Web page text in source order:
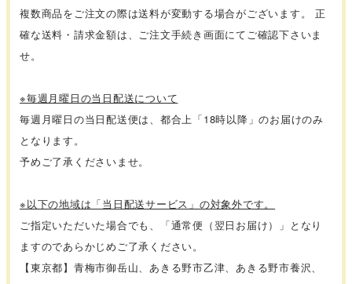
複数商品をご注文の際は送料が変動する場合がございます。 正
確な送料・請求金額は、ご注文手続き画面にてご確認下さいま
せ。
※毎週月曜日の当日配送について
毎週月曜日の当日配送便は、都合上「18時以降」のお届けのみ
となります。
予めご了承くださいませ。
※以下の地域は「当日配送サービス」の対象外です。
ご指定いただいた場合でも、「通常便（翌日お届け）」となり
ますのであらかじめご了承ください。
【東京都】青梅市御岳山、あきる野市乙津、あきる野市養沢、